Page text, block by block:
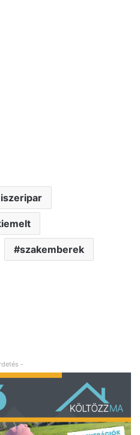
szakemberek
-